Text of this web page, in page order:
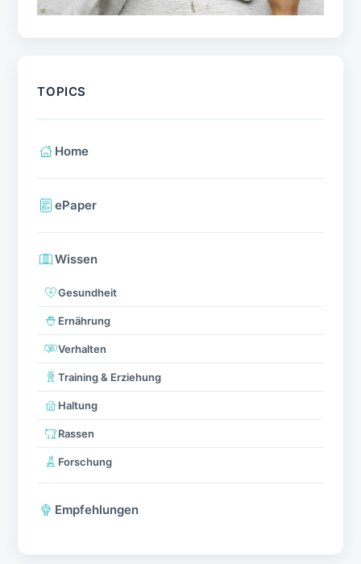
TOPICS
Home
ePaper
Wissen
Gesundheit
Ernährung
Verhalten
Training & Erziehung
Haltung
Rassen
Forschung
Empfehlungen